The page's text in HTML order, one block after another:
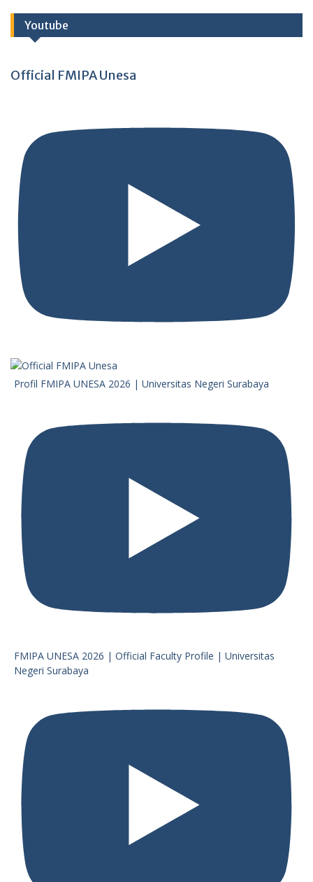
Youtube
Official FMIPA Unesa
Profil FMIPA UNESA 2026 | Universitas Negeri Surabaya
FMIPA UNESA 2026 | Official Faculty Profile | Universitas
Negeri Surabaya